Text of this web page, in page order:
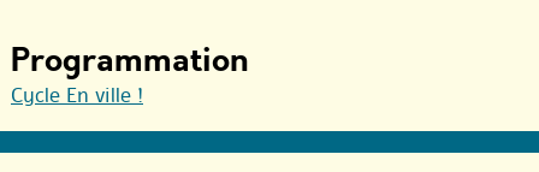
Programmation
Cycle En ville !